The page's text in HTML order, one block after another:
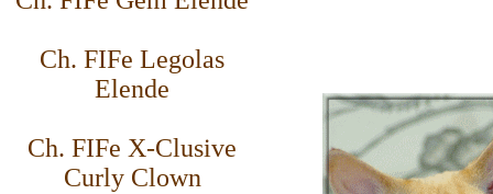
Ch. FIFe Legolas
Elende
Ch. FIFe X-Clusive
Curly Clown